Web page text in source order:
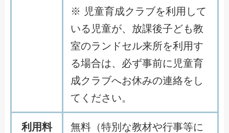
※ 児童育成クラブを利用して
いる児童が、放課後子ども教
室のランドセル来所を利用す
る場合は、必ず事前に児童育
成クラブへお休みの連絡をし
てください。
利用料
無料（特別な教材や行事等に